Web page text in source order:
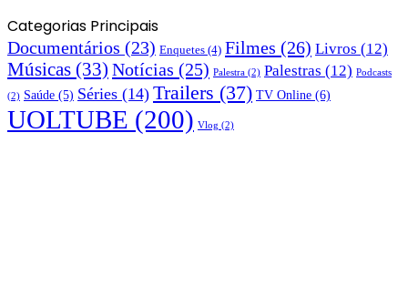
Categorias Principais
Documentários (23) Enquetes (4) Filmes (26) Livros (12)
Músicas (33) Notícias (25) Palestra (2) Palestras (12) Podcasts
(2) Saúde (5) Séries (14) Trailers (37) TV Online (6)
UOLTUBE (200) Vlog (2)